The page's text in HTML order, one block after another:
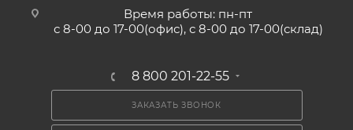
Время работы: пн-пт
с 8-00 до 17-00(офис), с 8-00 до 17-00(склад)
8 800 201-22-55
ЗАКАЗАТЬ ЗВОНОК